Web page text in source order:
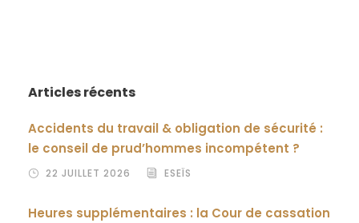
Articles récents
Accidents du travail & obligation de sécurité :
le conseil de prud’hommes incompétent ?
22 JUILLET 2026 ESEÏS
Heures supplémentaires : la Cour de cassation